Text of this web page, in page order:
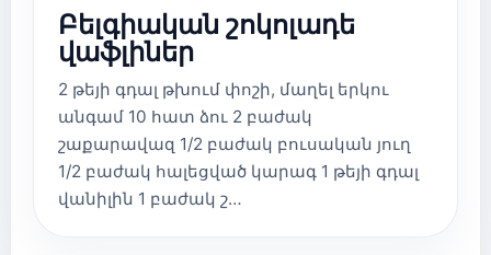
Բելգիական շոկոլադե
վաֆլիներ
2 թեյի գդալ թխում փոշի, մաղել երկու
անգամ 10 հատ ձու 2 բաժակ
շաքարավազ 1/2 բաժակ բուսական յուղ
1/2 բաժակ հալեցված կարագ 1 թեյի գդալ
վանիլին 1 բաժակ շ…